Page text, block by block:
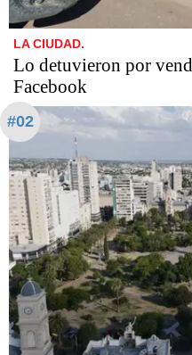
LA CIUDAD.
Lo detuvieron por
Facebook
#02